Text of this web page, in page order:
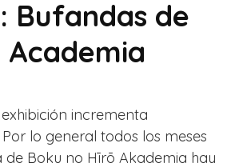
Bufandas de
Academia
incrementa
lo general todos los meses
de Boku no Hīrō Akademia hay